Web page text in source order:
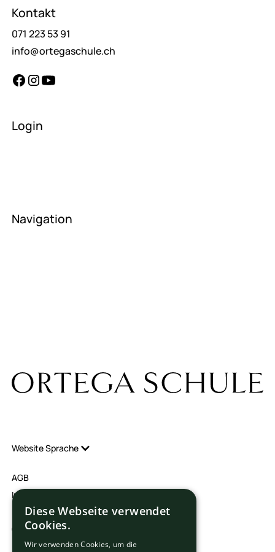
Kontakt
071 223 53 91
info@ortegaschule.ch
Login
Navigation
AGB
Impressum
Datenschutz
Cookies Settings
Website Sprache
Diese Webseite verwendet
Cookies.
Wir verwenden Cookies, um die